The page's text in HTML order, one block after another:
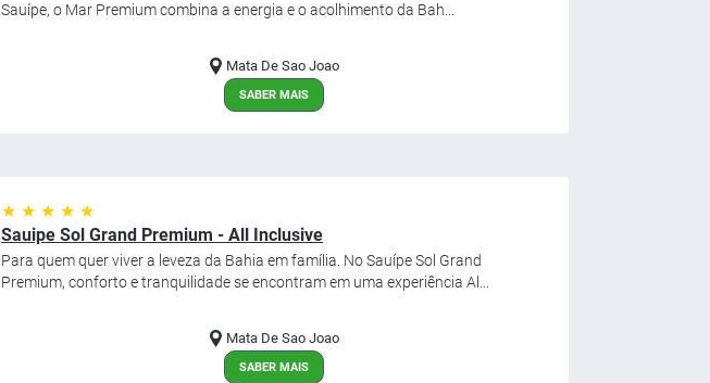
Sauípe, o Mar Premium combina a energia e o acolhimento da Bah...
Mata De Sao Joao
SABER MAIS
★ ★ ★ ★ ★
Sauipe Sol Grand Premium - All Inclusive
Para quem quer viver a leveza da Bahia em família. No Sauípe Sol Grand
Premium, conforto e tranquilidade se encontram em uma experiência Al...
Mata De Sao Joao
SABER MAIS